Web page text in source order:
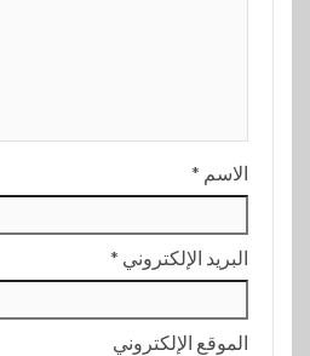
الاسم *
البريد الإلكتروني *
الموقع الإلكتروني